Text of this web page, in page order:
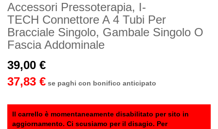
Accessori Pressoterapia, I-
TECH Connettore A 4 Tubi Per
Bracciale Singolo, Gambale Singolo O
Fascia Addominale
39,00 €
37,83 € se paghi con bonifico anticipato
Il carrello è momentaneamente disabilitato per sito in
aggiornamento. Ci scusiamo per il disagio. Per